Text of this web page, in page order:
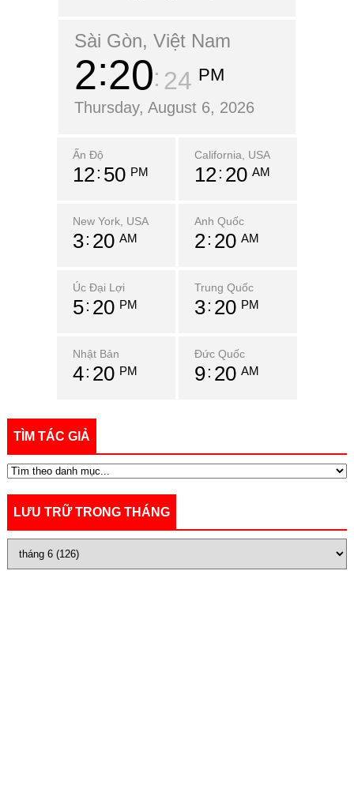
Sài Gòn, Việt Nam
2 20 25 PM
Thursday, August 6, 2026
Ấn Độ
12 50 PM
California, USA
12 20 AM
New York, USA
3 20 AM
Anh Quốc
2 20 AM
Úc Đại Lợi
5 20 PM
Trung Quốc
3 20 PM
Nhật Bản
4 20 PM
Đức Quốc
9 20 AM
TÌM TÁC GIẢ
LƯU TRỮ TRONG THÁNG